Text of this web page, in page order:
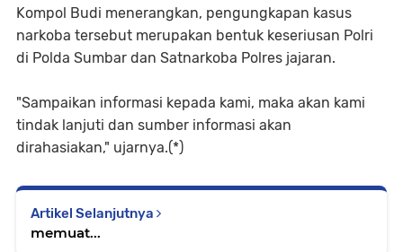
Kompol Budi menerangkan, pengungkapan kasus
narkoba tersebut merupakan bentuk keseriusan Polri
di Polda Sumbar dan Satnarkoba Polres jajaran.
"Sampaikan informasi kepada kami, maka akan kami
tindak lanjuti dan sumber informasi akan
dirahasiakan," ujarnya.(*)
Artikel Selanjutnya
memuat...